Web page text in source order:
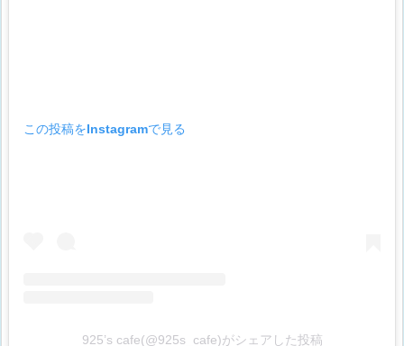
この投稿をInstagramで見る
925’s cafe(@925s_cafe)がシェアした投稿